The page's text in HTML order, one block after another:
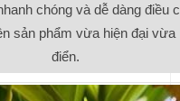
chóng và dễ dàng điều
sản phẩm vừa hiện đại vừa
điển.